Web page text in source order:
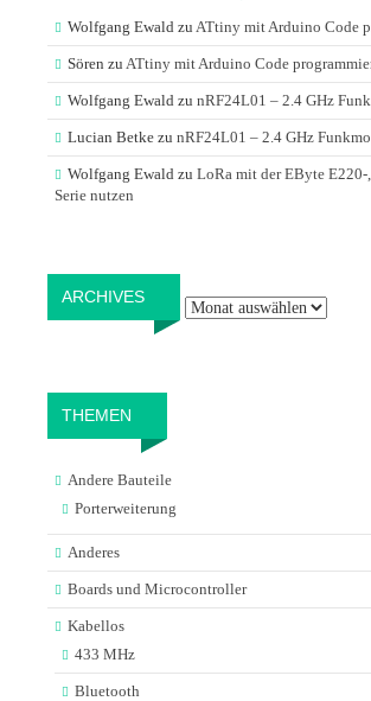
Wolfgang Ewald zu ATtiny mit Arduino Code
Sören zu ATtiny mit Arduino Code
Wolfgang Ewald zu nRF24L01 – 2.4 GHz
Lucian Betke zu nRF24L01 – 2.4 GHz
Wolfgang Ewald zu LoRa mit der EByte
Serie nutzen
ARCHIVES
THEMEN
Andere Bauteile
Porterweiterung
Anderes
Boards und Microcontroller
Kabellos
433 MHz
Bluetooth